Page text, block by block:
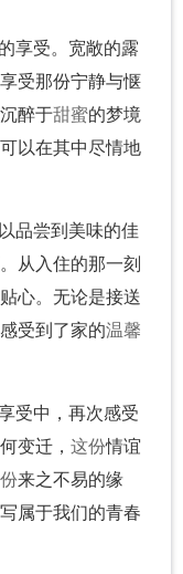
享受。宽敞的露
受那份宁静与惬
醉于甜蜜的梦境
以在其中尽情地
品尝到美味的佳
从入住的那一刻
心。无论是接送
受到了家的温馨
受中，再次感受
变迁， 这份情谊
来之不易的缘
属于我们的青春